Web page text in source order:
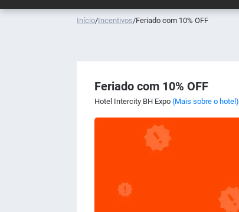
Início/Incentivos/Feriado com 10% OFF
Feriado com 10% OFF
Hotel Intercity BH Expo (Mais sobre o hotel)